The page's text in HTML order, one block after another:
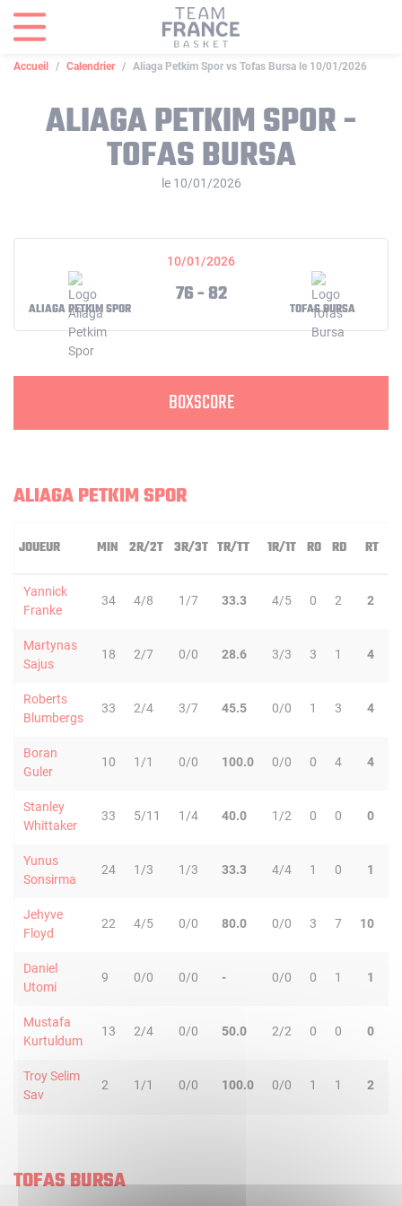
Accueil Calendrier Aliaga Petkim Spor vs Tofas Bursa le 10/01/2026
ALIAGA PETKIM SPOR -
TOFAS BURSA
le 10/01/2026
10/01/2026
ALIAGA PETKIM SPOR
76 - 82
TOFAS BURSA
BOXSCORE
ALIAGA PETKIM SPOR
JOUEUR MIN 2R/2T 3R/3T TR/TT 1R/1T RO RD RT
Yannick
Franke
34 4/8 1/7 33.3 4/5 0 2 2
Martynas
Sajus
18 2/7 0/0 28.6 3/3 3 1 4
Roberts
Blumbergs
33 2/4 3/7 45.5 0/0 1 3 4
Boran
Guler
10 1/1 0/0 100.0 0/0 0 4 4
Stanley
Whittaker
33 5/11 1/4 40.0 1/2 0 0 0
Yunus
Sonsirma
24 1/3 1/3 33.3 4/4 1 0 1
Jehyve
Floyd
22 4/5 0/0 80.0 0/0 3 7 10
Daniel
Utomi
9 0/0 0/0 - 0/0 0 1 1
Mustafa
Kurtuldum
13 2/4 0/0 50.0 2/2 0 0 0
Troy Selim
Sav
2 1/1 0/0 100.0 0/0 1 1 2
TOFAS BURSA
Panneau de gestion des cookies